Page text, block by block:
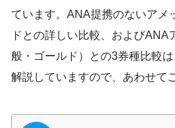
ています。ANA提携のないアメ
ドとの詳しい比較、およびANA
般・ゴールド）との3券種比較
解説していますので、あわせて